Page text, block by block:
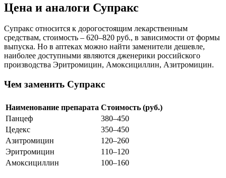
Цена и аналоги Супракс
Супракс относится к дорогостоящим лекарственным
средствам, стоимость – 620–820 руб., в зависимости от формы
выпуска. Но в аптеках можно найти заменители дешевле,
наиболее доступными являются дженерики российского
производства Эритромицин, Амоксициллин, Азитромицин.
Чем заменить Супракс
Наименование препарата Стоимость (руб.)
Панцеф
380–450
Цедекс
350–450
Азитромицин
120–260
Эритромицин
110–120
Амоксициллин
100–160